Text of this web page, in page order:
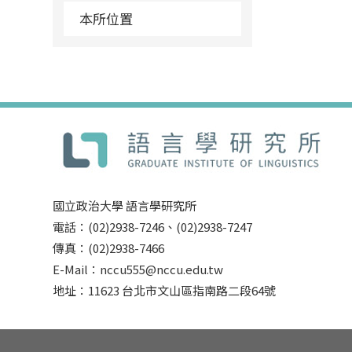
本所位置
國立政治大學 語言學研究所
電話：(02)2938-7246、(02)2938-7247
傳真：(02)2938-7466
E-Mail：nccu555@nccu.edu.tw
地址：11623 台北市文山區指南路二段64號